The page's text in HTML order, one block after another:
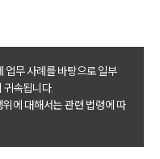
업무 사례를 바탕으로 일부
속됩니다.
에 대해서는 관련 법령에 따